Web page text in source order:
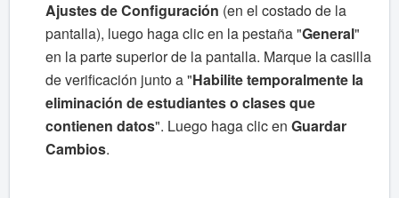
Ajustes de Configuración (en el costado de la
pantalla), luego haga clic en la pestaña "General"
en la parte superior de la pantalla. Marque la casilla
de verificación junto a "Habilite temporalmente la
eliminación de estudiantes o clases que
contienen datos". Luego haga clic en Guardar
Cambios.